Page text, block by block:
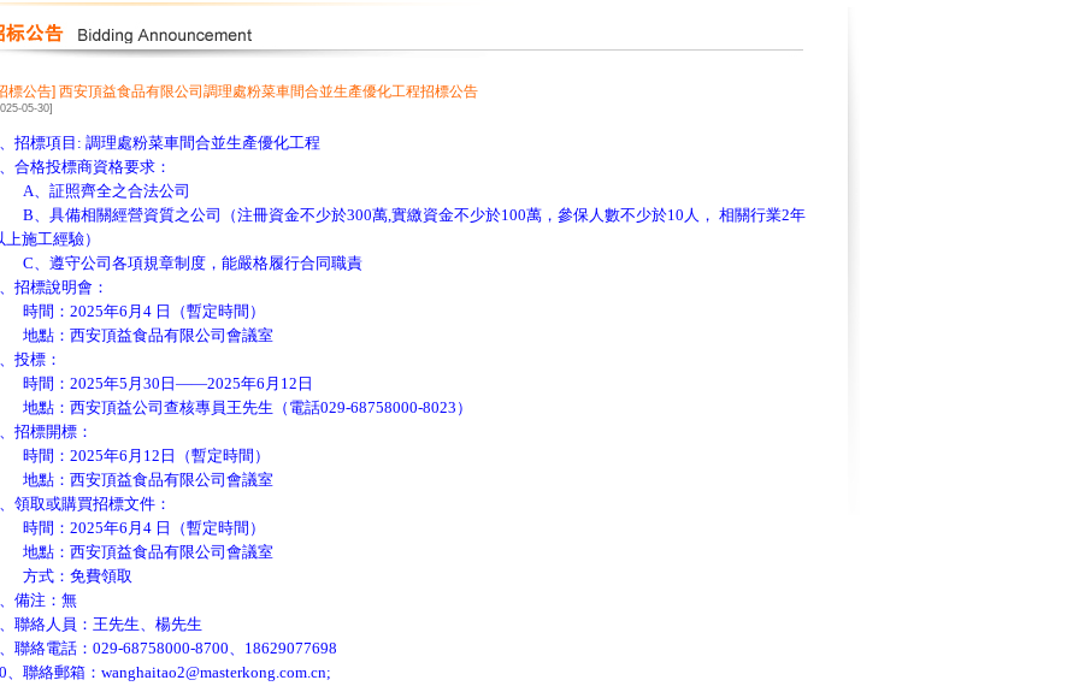
標公告] 西安頂益食品有限公司調理處粉菜車間合並生產優化工程招標公告
05-30]
、招標項目 : 調理處粉菜車間合並生產優化工程
、合格投標商資格要求：
A、証照齊全之合法公司
B、具備相關經營資質之公司（注冊資金不少於300萬,實繳資金不少於100萬，參保人數不少於10 人， 相關行業2年
上施工經驗）
C、遵守公司各項規章制度，能嚴格履行合同職責
、招標說明會：
時間： 2025年6 月 4 日（暫定時間）
地點：西安頂益食品有限公司會議室
、投標：
時間： 2025年5 月 30 日——2025年6 月 12 日
地點：西安頂益公司查核專員王先生（電話029-68758000-8023 ）
、招標開標：
時間： 2025年6 月 12 日（暫定時間）
地點：西安頂益食品有限公司會議室
、領取或購買招標文件：
時間： 2025年6 月 4 日（暫定時間）
地點：西安頂益食品有限公司會議室
方式：免費領取
、備注：無
、聯絡人員：王先生、楊先生
、聯絡電話： 029-68758000-8700、 18629077698
、聯絡郵箱： wanghaitao2@masterkong.com.cn;